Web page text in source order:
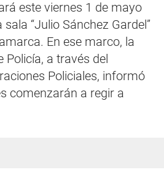
este viernes 1 de mayo
“Julio Sánchez Gardel”
En ese marco, la
a través del
Policiales, informó
comenzarán a regir a